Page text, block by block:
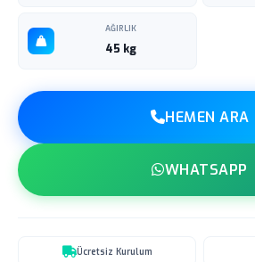
AĞIRLIK
45 kg
HEMEN ARA
WHATSAPP
Ücretsiz Kurulum